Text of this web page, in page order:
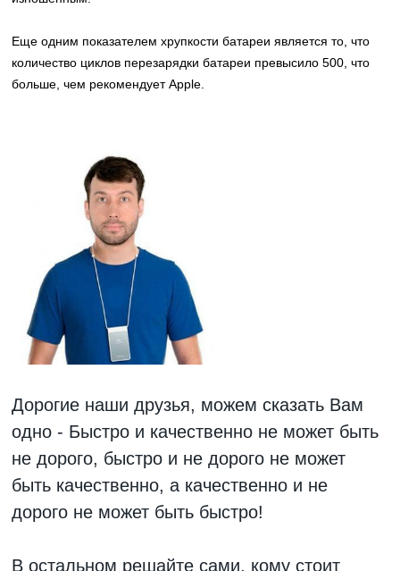
Еще одним показателем хрупкости батареи является то, что
количество циклов перезарядки батареи превысило 500, что
больше, чем рекомендует Apple.
Дорогие наши друзья, можем сказать Вам
одно - Быстро и качественно не может быть
не дорого, быстро и не дорого не может
быть качественно, а качественно и не
дорого не может быть быстро!
В остальном решайте сами, кому стоит